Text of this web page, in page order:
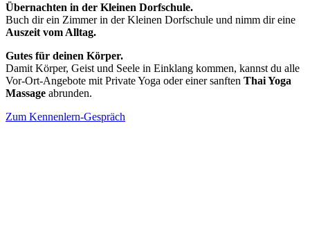
Übernachten in der Kleinen Dorfschule.
Buch dir ein Zimmer in der Kleinen Dorfschule und nimm dir eine
Auszeit vom Alltag.
Gutes für deinen Körper.
Damit Körper, Geist und Seele in Einklang kommen, kannst du alle
Vor-Ort-Angebote mit Private Yoga oder einer sanften Thai Yoga
Massage abrunden.
Zum Kennenlern-Gespräch